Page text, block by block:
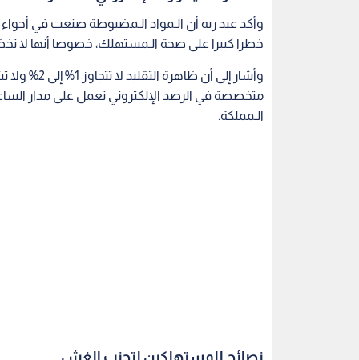
وأكد عبد ربه أن الـمواد الـمضبوطة صنعت في
خطرا كبيرا على صحة الـمستهلك، خصوصا أنها لا
وأشار إلى
متخصصة في الرصد الإلكتروني تعمل على مدار
الـمملكة.
نصائح للمستهلكين لتجنب الغش